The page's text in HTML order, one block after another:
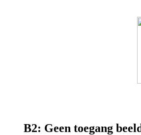
B2: Geen toegang